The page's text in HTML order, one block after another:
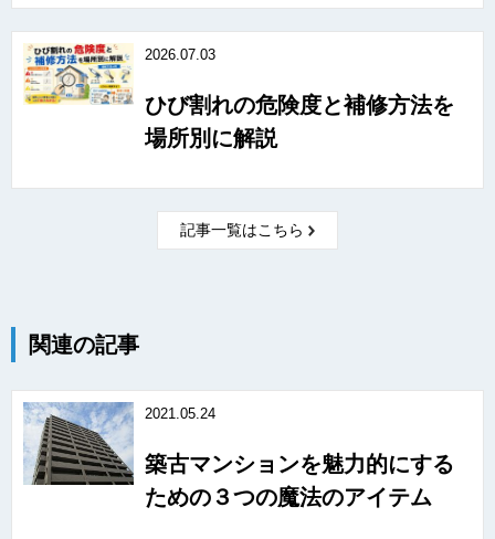
2026.07.03
ひび割れの危険度と補修方法を
場所別に解説
記事一覧はこちら
関連の記事
2021.05.24
築古マンションを魅力的にする
ための３つの魔法のアイテム